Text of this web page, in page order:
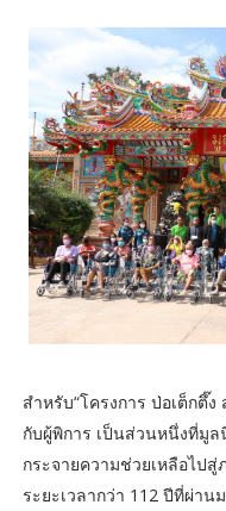
สำหรับ“โครงการ ป่อเต็กตึ๊
กับผู้พิการ เป็นส่วนหนึ่งที่มู
กระจายความช่วยเหลือไป
ระยะเวลากว่า 112 ปีที่ผ่า